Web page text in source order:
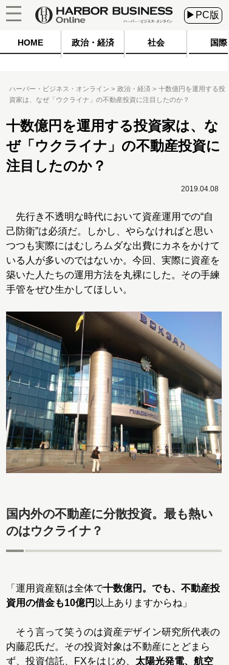
▶PC版
HOME 政治・経済 社会 国際
ハーバー・ビジネス・オンライン 政治・経済
十数億円を運用する投
資家は、なぜ「ウクライナ」の不動産投資に注目したのか？
十数億円を運用する投資家は、な
ぜ「ウクライナ」の不動産投資に
注目したのか？
2019.04.08
先行き不透明な時代において資産運用での“自
己防衛”は必須だ。しかし、やらなければと思い
つつも実際にはむしろムダな出費にカネをかけて
いる人が多いのではないか。今回、実際に資産を
築いた人たちの運用方法を丸裸にした。その手練
手管をぜひ生かしてほしい。
国内外の不動産に分散投資。最も熱い
のはウクライナ？
「運用資産額は全体で十数億円。でも、不動産投
資用の借金も10億円 以上ありますからね」
そう言って笑うのは資産デザイン研究所代表の
内藤忍氏だ。その投資対象は不動産にとどまら
ず、投資信託、FXをはじめ、 太陽光発電、航空